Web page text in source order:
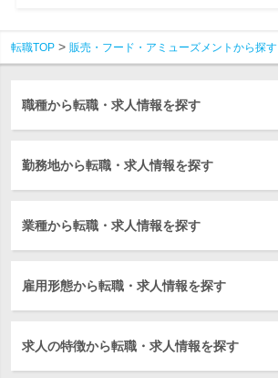
転職TOP 販売・フード・アミューズメントから探す
職種から転職・求人情報を探す
勤務地から転職・求人情報を探す
業種から転職・求人情報を探す
雇用形態から転職・求人情報を探す
求人の特徴から転職・求人情報を探す